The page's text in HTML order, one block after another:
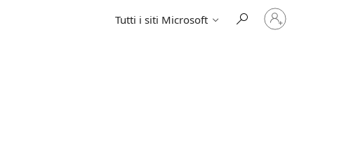
Tutti i siti Microsoft
Accedi
con